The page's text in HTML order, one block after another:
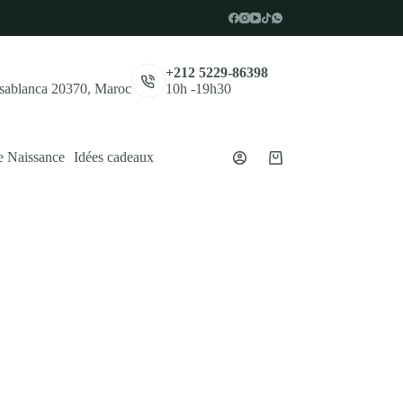
20370, Maroc
+212 5229-86398
10h -19h30
Naissance Idées cadeaux
Panier